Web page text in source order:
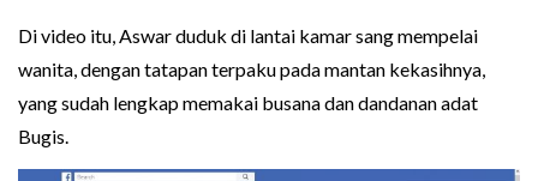
Di video itu, Aswar duduk di lantai kamar sang mempelai
wanita, dengan tatapan terpaku pada mantan kekasihnya,
yang sudah lengkap memakai busana dan dandanan adat
Bugis.